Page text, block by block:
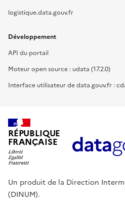
logistique.data.gouv.fr
Développement
API du portail
Moteur open source : udata (17.2.0)
Interface utilisateur de data.gouv.fr :
RÉPUBLIQUE
FRANÇAISE
Un produit de la Direction
(DINUM).